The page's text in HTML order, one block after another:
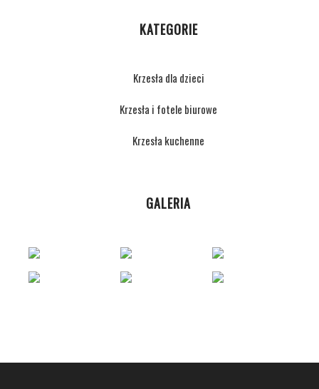
KATEGORIE
Krzesła dla dzieci
Krzesła i fotele biurowe
Krzesła kuchenne
GALERIA